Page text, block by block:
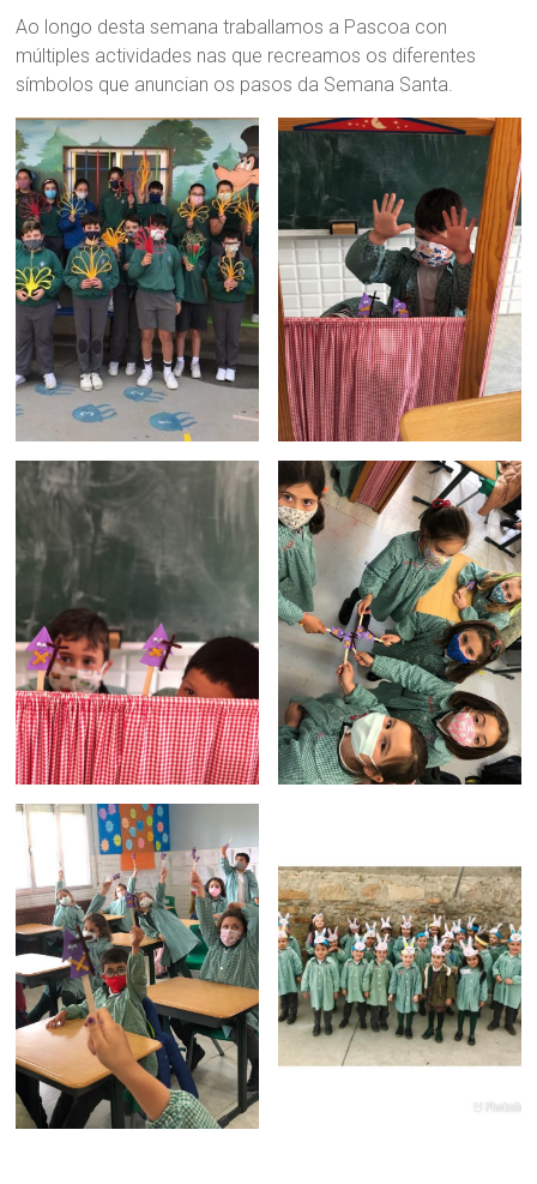
Ao longo desta semana traballamos a Pascoa con
múltiples actividades nas que recreamos os diferentes
símbolos que anuncian os pasos da Semana Santa.